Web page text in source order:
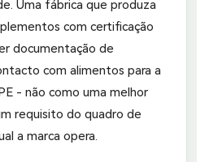
Uma fábrica que produza
com certificação
documentação de
com alimentos para a
- não como uma melhor
requisito do quadro de
a marca opera.